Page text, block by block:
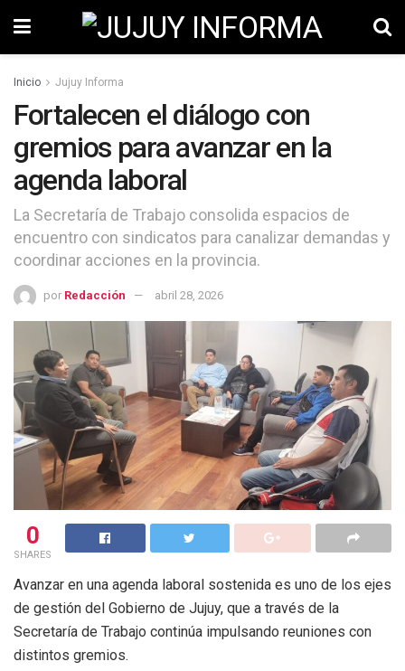
Inicio Jujuy Informa
Fortalecen el diálogo con
gremios para avanzar en la
agenda laboral
La Secretaría de Trabajo consolida espacios de
encuentro con sindicatos para canalizar demandas y
coordinar acciones en la provincia.
por Redacción abril 28, 2026
0
SHARES
Avanzar en una agenda laboral sostenida es uno de los ejes
de gestión del Gobierno de Jujuy, que a través de la
Secretaría de Trabajo continúa impulsando reuniones con
distintos gremios.